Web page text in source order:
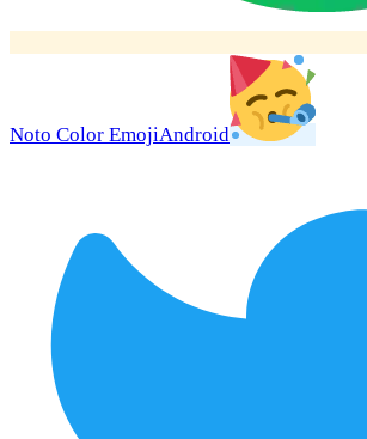
Noto Color EmojiAndroid